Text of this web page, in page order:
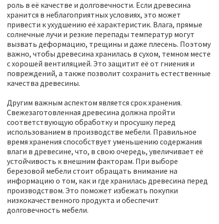
роль в её качестве и долговечности. Если древесина
хранится в неблагоприятных условиях, это может
привести к ухудшению её характеристик. Влага, прямые
солнечные лучи и резкие перепады температур могут
вызвать деформацию, трещины и даже плесень. Поэтому
важно, чтобы древесина хранилась в сухом, темном месте
с хорошей вентиляцией. Это защитит её от гниения и
повреждений, а также позволит сохранить естественные
качества древесины.
Другим важным аспектом является срок хранения.
Свежезаготовленная древесина должна пройти
соответствующую обработку и просушку перед
использованием в производстве мебели. Правильное
время хранения способствует уменьшению содержания
влаги в древесине, что, в свою очередь, увеличивает её
устойчивость к внешним факторам. При выборе
березовой мебели стоит обращать внимание на
информацию о том, как и где хранилась древесина перед
производством. Это поможет избежать покупки
низкокачественного продукта и обеспечит
долговечность мебели.